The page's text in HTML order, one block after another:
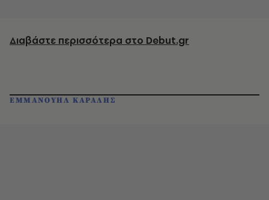
Διαβάστε περισσότερα στο Debut.gr
ΕΜΜΑΝΟΥΗΛ ΚΑΡΑΛΗΣ